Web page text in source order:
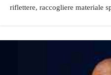
riflettere, raccogliere materiale